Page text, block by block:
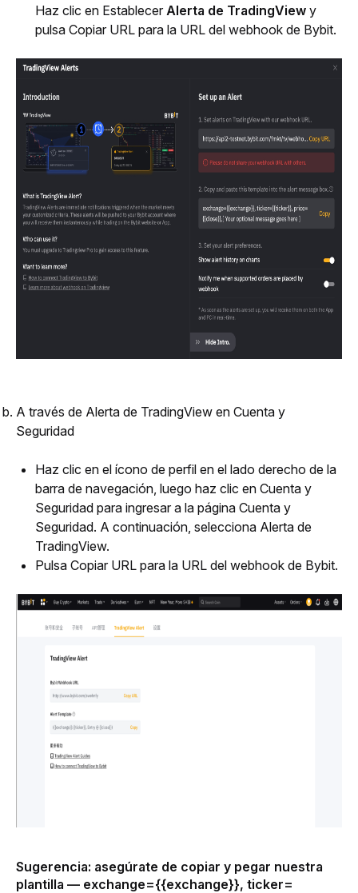
Haz clic en Establecer Alerta de TradingView y
pulsa Copiar URL para la URL del webhook de Bybit.
A través de Alerta de TradingView en Cuenta y
Seguridad
Haz clic en el ícono de perfil en el lado derecho de la
barra de navegación, luego haz clic en Cuenta y
Seguridad para ingresar a la página Cuenta y
Seguridad. A continuación, selecciona Alerta de
TradingView.
Pulsa Copiar URL para la URL del webhook de Bybit.
Sugerencia: asegúrate de copiar y pegar nuestra
plantilla — exchange={{exchange}}, ticker=